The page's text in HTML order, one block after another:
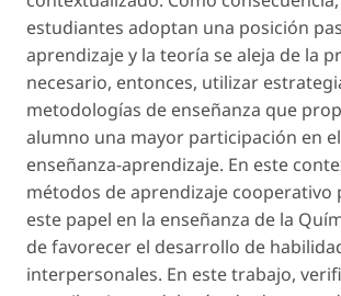
estudiantes adoptan una posición
aprendizaje y la teoría se aleja de la
necesario, entonces, utilizar
metodologías de enseñanza que
alumno una mayor participación en
enseñanza-aprendizaje. En este
métodos de aprendizaje cooperativo
este papel en la enseñanza de la
de favorecer el desarrollo de
interpersonales. En este trabajo,